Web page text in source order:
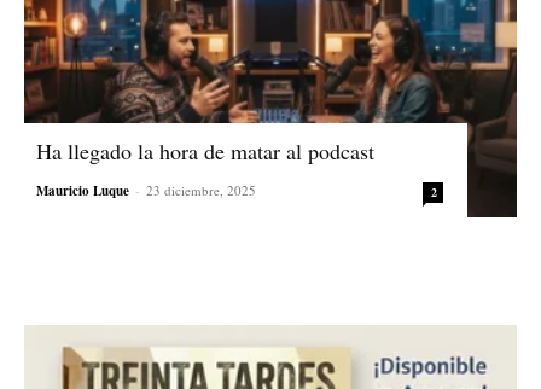
Ha llegado la hora de matar al podcast
Mauricio Luque - 23 diciembre, 2025 2